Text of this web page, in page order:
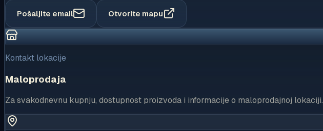
Pošaljite email Otvorite mapu
Kontakt lokacije
Maloprodaja
Za svakodnevnu kupnju, dostupnost proizvoda i informacije o maloprodajnoj lokaciji.